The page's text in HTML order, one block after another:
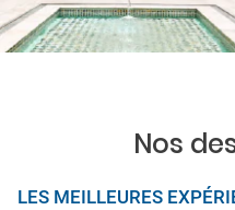
Nos
LES MEILLEURES